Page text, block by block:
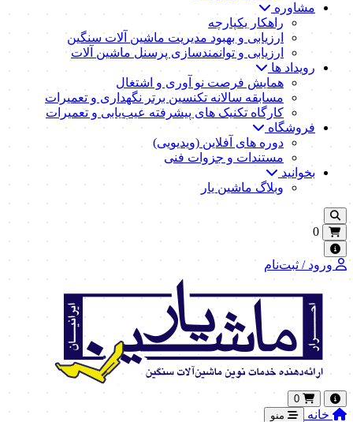
مشاوره
راهکار یکپارچه
ارزیابی و بهبود مدیریت ماشین آلات سنگین
ارزیابی و توانمندسازی پرسنل ماشین آلات
رویداد ها
همایش فرصت نو آوری و اشتغال
مسابقه سالانه تکنسین برتر نگهداری و تعمیرات
کارگاه تکنیک‌ های پیشرفته عیب‌یابی و تعمیرات
فروشگاه
دوره های آفلاین (ویدیویی)
مستندات و جزوات فنی
بخوانید
وبلاگ ماشین یار
0
ورود / ثبت‌نام
0
خانه منو